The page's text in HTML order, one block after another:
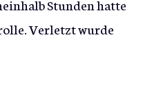
Stunden hatte
Verletzt wurde